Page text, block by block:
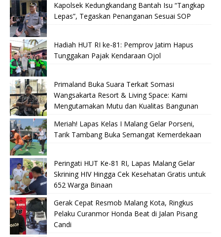
Kapolsek Kedungkandang Bantah Isu “Tangkap
Lepas”, Tegaskan Penanganan Sesuai SOP
Hadiah HUT RI ke-81: Pemprov Jatim Hapus
Tunggakan Pajak Kendaraan Ojol
Primaland Buka Suara Terkait Somasi
Wangsakarta Resort & Living Space: Kami
Mengutamakan Mutu dan Kualitas Bangunan
Meriah! Lapas Kelas I Malang Gelar Porseni,
Tarik Tambang Buka Semangat Kemerdekaan
Peringati HUT Ke-81 RI, Lapas Malang Gelar
Skrining HIV Hingga Cek Kesehatan Gratis untuk
652 Warga Binaan
Gerak Cepat Resmob Malang Kota, Ringkus
Pelaku Curanmor Honda Beat di Jalan Pisang
Candi